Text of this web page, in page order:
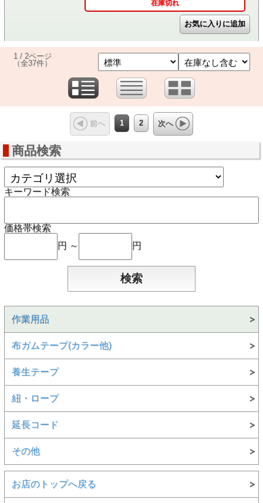
在庫切れ
1 / 2ページ
（全37件）
前へ 1 2 次へ
商品検索
キーワード検索
価格帯検索
円 ～
円
作業用品
布ガムテープ(カラー他)
養生テープ
紐・ロープ
延長コード
その他
お店のトップへ戻る